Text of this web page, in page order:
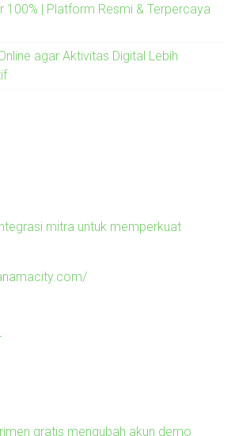
100% | Platform Resmi & Terpercaya
agar Aktivitas Digital Lebih
mitra untuk memperkuat
gratis mengubah akun demo